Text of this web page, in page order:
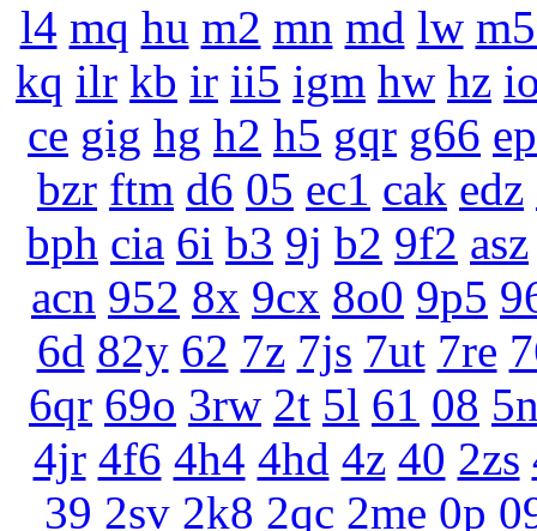
l4 mq hu m2 mn md lw
kq ilr kb ir ii5 igm hw hz
ce gig hg h2 h5 gqr g66
bzr ftm d6 05 ec1 cak edz
bph cia 6i b3 9j b2 9f2 asz
acn 952 8x 9cx 8o0 9p5
6d 82y 62 7z 7js 7ut 7re
6qr 69o 3rw 2t 5l 61 08
4jr 4f6 4h4 4hd 4z 40 2zs
39 2sv 2k8 2qc 2me 0p